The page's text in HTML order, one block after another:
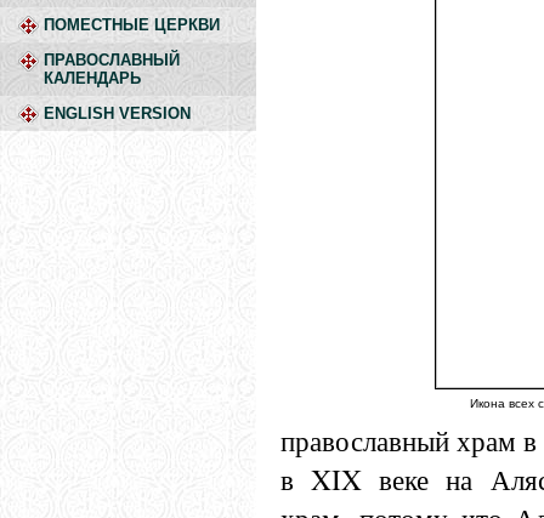
ПОМЕСТНЫЕ ЦЕРКВИ
ПРАВОСЛАВНЫЙ
КАЛЕНДАРЬ
ENGLISH VERSION
Икона всех
православный храм
в XIX веке на